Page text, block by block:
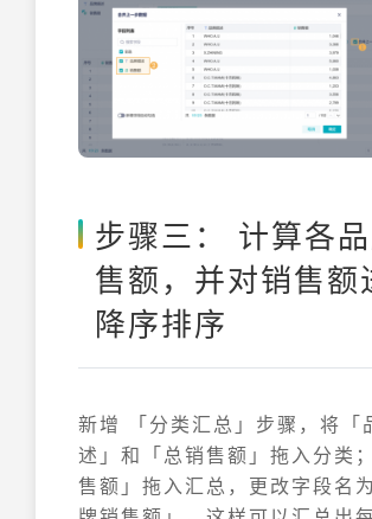
步骤三： 计算各
售额，并对销售额
降序排序
新增 「分类汇总」步骤，将「
述」和「总销售额」拖入分类
售额」拖入汇总，更改字段名